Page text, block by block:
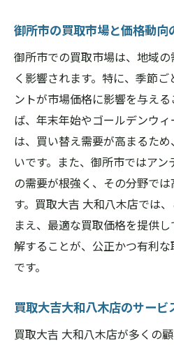
ス
買取大吉大和八木店が提
買取のコツ
買取大吉大和八木店
る高価買取術
御所市での買取時に
買取大吉大和八木店
御所市での買取価格
買取大吉大和八木店
性
御所市の買取を最大化す
八木店のガイド
御所市の買取市場と価格動向
御所市での買取市場は、地域
く影響されます。特に、季節
ントが市場価格に影響を与え
ば、年末年始やゴールデンウ
は、買い替え需要が高まるた
いです。また、御所市ではア
の需要が根強く、その分野で
す。買取大吉 大和八木店では
まえ、最適な買取価格を提供
解することが、公正かつ有利
です。
買取大吉大和八木店のサービ
買取大吉 大和八木店が多くの